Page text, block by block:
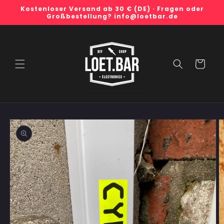
zum
Kostenloser Versand ab 30 € (DE) · Fragen oder
Großbestellung? info@loetbar.de
Warenkorb